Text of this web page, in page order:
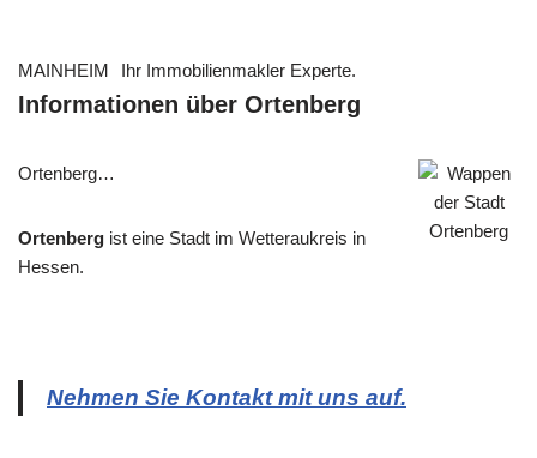
MAINHEIM Ihr Immobilienmakler Experte.
Informationen über Ortenberg
Ortenberg…
Ortenberg ist eine Stadt im Wetteraukreis in
Hessen.
Nehmen Sie Kontakt mit uns auf.